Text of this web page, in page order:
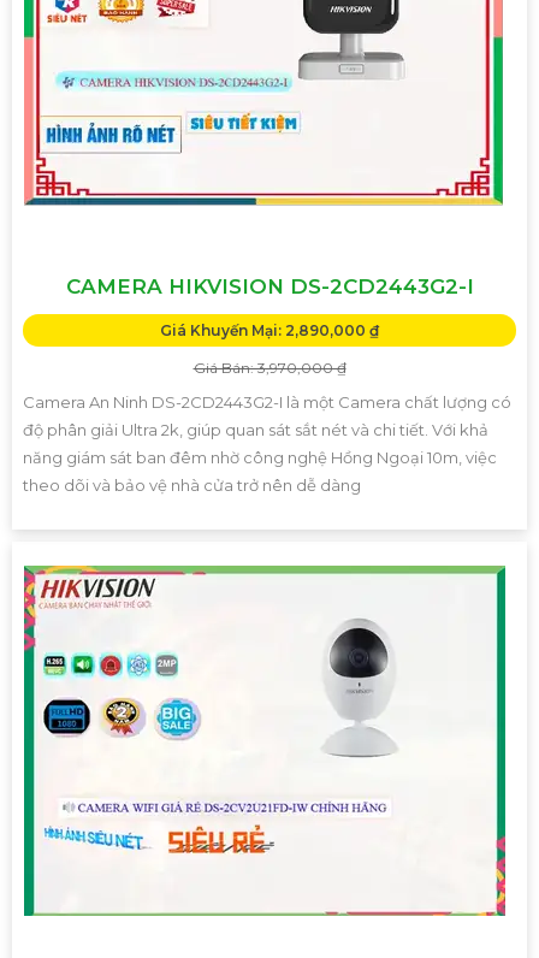
CAMERA HIKVISION DS-2CD2443G2-I
Giá Khuyến Mại: 2,890,000 ₫
Giá Bán: 3,970,000 ₫
Camera An Ninh DS-2CD2443G2-I là một Camera chất lượng có
độ phân giải Ultra 2k, giúp quan sát sắt nét và chi tiết. Với khả
năng giám sát ban đêm nhờ công nghệ Hồng Ngoại 10m, việc
theo dõi và bảo vệ nhà cửa trở nên dễ dàng